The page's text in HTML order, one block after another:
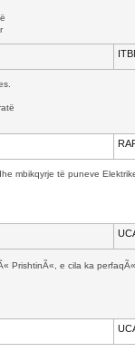
mbikqyrje të puneve
PrishtinÃ«, e cila ka